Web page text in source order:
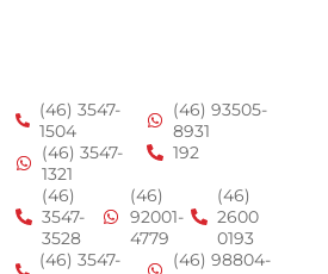
(46) 3547-
1504
(46) 93505-
8931
(46) 3547-
1321
192
(46)
3547-
3528
(46)
92001-
4779
(46)
2600
0193
(46) 3547-
(46) 98804-